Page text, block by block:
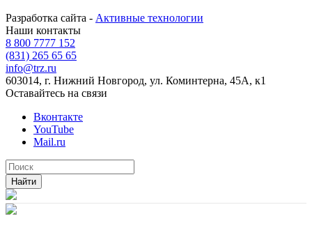
Разработка сайта - Активные технологии
Наши контакты
8 800 7777 152
(831) 265 65 65
info@trz.ru
603014, г. Нижний Новгород, ул. Коминтерна, 45А, к1
Оставайтесь на связи
Вконтакте
YouTube
Mail.ru
Найти